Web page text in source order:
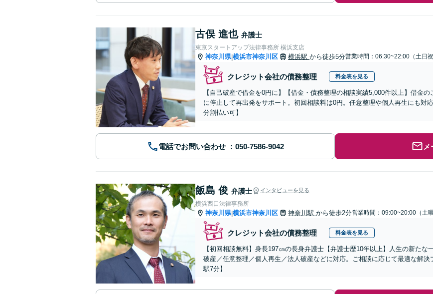
古俣 進也 弁護士
東京スタートアップ法律事務所 横浜支店
神奈川県|横浜市神奈川区 横浜駅 から徒歩5分営業時間：06:30~22:00（土日祝
クレジット会社の債務整理 料金表を見る
【自己破産で借金を0円に】【借金・債務整理の相談実績5,000件以上】借金
に停止して再出発をサポート。初回相談料は0円。任意整理や個人再生にも対
分割払い可】
電話でお問い合わせ
飯島 俊 弁護士 インタビューを見る
横浜西口法律事務所
神奈川県|横浜市神奈川区 神奈川駅 から徒歩2分営業時間：09:00~20:00（土曜
クレジット会社の債務整理 料金表を見る
【初回相談無料】身長197㎝の長身弁護士【弁護士歴10年以上】人生の新た
破産／任意整理／個人再生／法人破産などに対応。ご相談に応じて最適な解
駅7分】